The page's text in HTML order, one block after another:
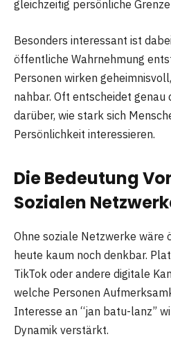
gleichzeitig persönliche
Besonders interessant ist
öffentliche Wahrnehmung
Personen wirken
nahbar. Oft entscheidet genau
darüber, wie stark sich
Persönlichkeit interessieren.
Die Bedeutung
Sozialen
Ohne soziale Netzwerke
heute kaum noch denkbar.
TikTok oder andere digitale
welche Personen
Interesse an “jan batu-lanz”
Dynamik verstärkt.